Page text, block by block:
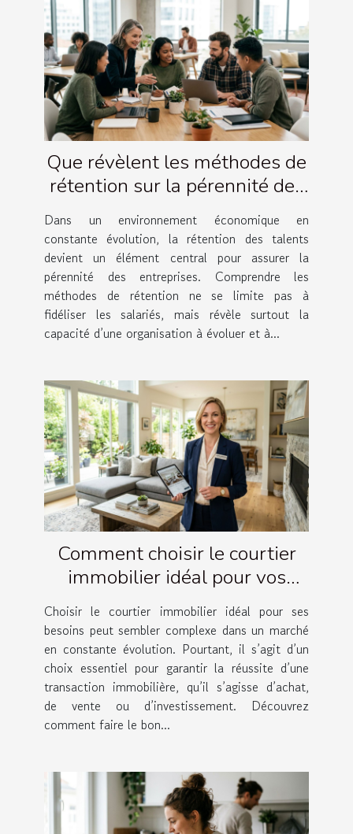
Que révèlent les méthodes de
rétention sur la pérennité des
entreprises ?
Dans un environnement économique en
constante évolution, la rétention des talents
devient un élément central pour assurer la
pérennité des entreprises. Comprendre les
méthodes de rétention ne se limite pas à
fidéliser les salariés, mais révèle surtout la
capacité d’une organisation à évoluer et à...
Comment choisir le courtier
immobilier idéal pour vos
besoins ?
Choisir le courtier immobilier idéal pour ses
besoins peut sembler complexe dans un marché
en constante évolution. Pourtant, il s’agit d’un
choix essentiel pour garantir la réussite d’une
transaction immobilière, qu’il s’agisse d’achat,
de vente ou d’investissement. Découvrez
comment faire le bon...